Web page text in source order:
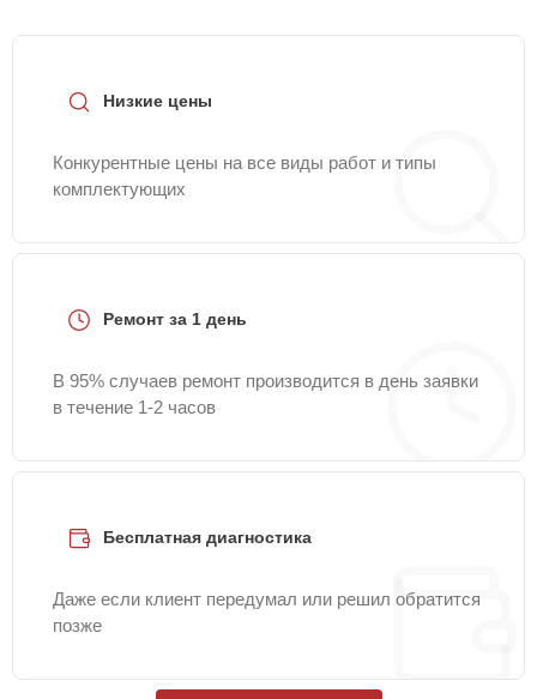
Низкие цены
Конкурентные цены на все виды работ и типы
комплектующих
Ремонт за 1 день
В 95% случаев ремонт производится в день заявки
в течение 1-2 часов
Бесплатная диагностика
Даже если клиент передумал или решил обратится
позже